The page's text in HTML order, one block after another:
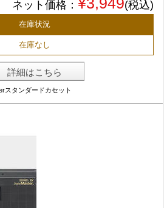
ネット価格： (税込)
在庫状況
在庫なし
詳細はこちら
スタンダードカセット